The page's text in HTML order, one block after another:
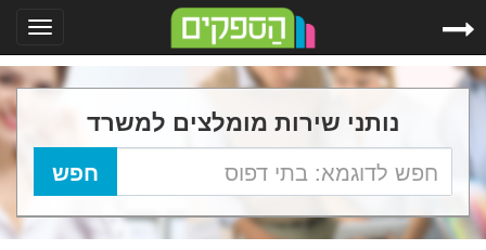
נותני שירות מומלצים למשרד